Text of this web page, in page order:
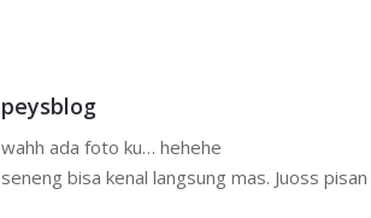
peysblog
wahh ada foto ku… hehehe
seneng bisa kenal langsung mas. Juoss pisan